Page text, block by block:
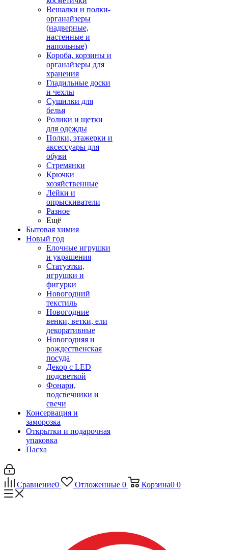
Вешалки и полки-
органайзеры
(надверные,
настенные и
напольные)
Короба, корзины и
органайзеры для
хранения
Гладильные доски
и чехлы
Сушилки для
белья
Ролики и щетки
для одежды
Полки, этажерки и
аксессуары для
обуви
Стремянки
Крючки
хозяйственные
Лейки и
опрыскиватели
Разное
Ещё
Бытовая химия
Новый год
Елочные игрушки
и украшения
Статуэтки,
игрушки и
фигурки
Новогодний
текстиль
Новогодние
венки, ветки, ели
декоративные
Новогодняя и
рождественская
посуда
Декор с LED
подсветкой
Фонари,
подсвечники и
свечи
Консервация и
заморозка
Открытки и подарочная
упаковка
Пасха
Сравнение0 Отложенные 0 Корзина0 0